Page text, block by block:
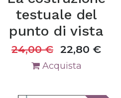
testuale del
punto di vista
24,00€ 22,80 €
Acquista